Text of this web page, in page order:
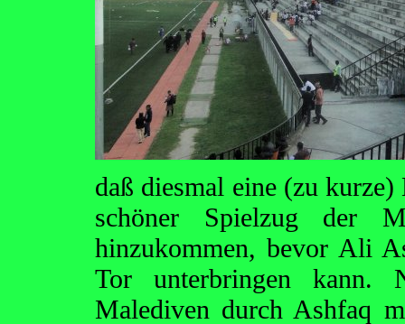
daß diesmal eine (zu
schöner Spielzug der
hinzukommen, bevor Ali
Tor unterbringen kann.
Malediven durch Ashfaq